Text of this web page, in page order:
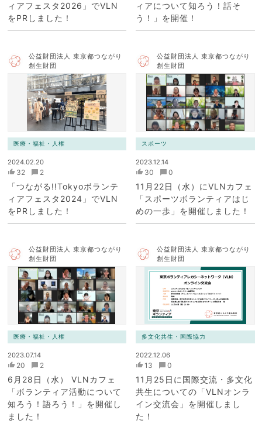
ィアフェスタ2026」でVLN
をPRしました！
ィアについて知ろう！話そ
う！」を開催！
公益財団法人 東京都つながり
創生財団
医療・福祉・人権
2024.02.20
32 2
「つながる!!Tokyoボランテ
ィアフェスタ2024」でVLN
をPRしました！
公益財団法人 東京都つながり
創生財団
スポーツ
2023.12.14
30 0
11月22日（水）にVLNカフェ
「スポーツボランティアはじ
めの一歩」を開催しました！
公益財団法人 東京都つながり
創生財団
医療・福祉・人権
2023.07.14
20 2
6月28日（水） VLNカフェ
「ボランティア活動について
知ろう！語ろう！」を開催し
ました！
公益財団法人 東京都つながり
創生財団
多文化共生・国際協力
2022.12.06
13 0
11月25日に国際交流・多文化
共生についての「VLNオンラ
イン交流会」を開催しまし
た！